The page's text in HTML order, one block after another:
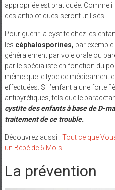
appropriée est pratiquée. Comme
des antibiotiques seront utilisés.
Pour guérir la cystite chez les
les céphalosporines, par
généralement par voie orale ou
par le spécialiste en fonction du
même que le type de médicament
effectuées. Si l’enfant a une forte
antipyrétiques, tels que le
cystite des enfants à base de D-
traitement de ce trouble.
Découvrez aussi : Tout ce que
un Bébé de 6 Mois
La prévention